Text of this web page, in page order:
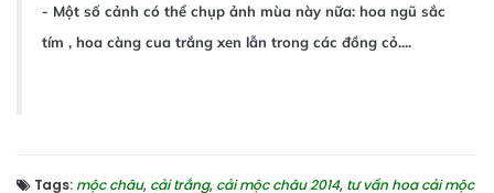
- Một số cảnh có thể chụp ảnh mùa này nữa: hoa ngũ sắc
tím , hoa càng cua trắng xen lẫn trong các đồng cỏ....
Tags: mộc châu, cải trắng, cải mộc châu 2014, tư vấn hoa cải mộc